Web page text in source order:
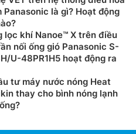
Hòa Âm Trần 1 chiều:
hiện công việc hút và thổi
một cách liên tục để đảm
phân tán gió.
lạnh thực hiện nhiệm vụ
không khí bên ngoài.
hoạt dàn nóng hoạt động
Panasonic là gì? Hoạt động
lọc khí Nanoe™ X trên điều
nối ống gió Panasonic S-
U-48PR1H5 hoạt động ra
tư máy nước nóng Heat
thay cho bình nóng lạnh